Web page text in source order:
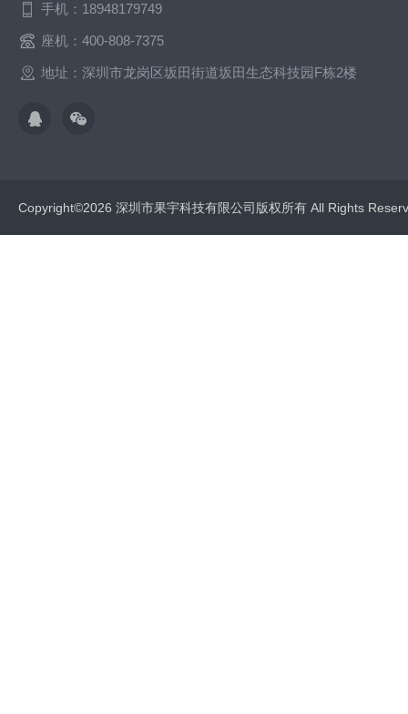
手机：18948179749
座机：400-808-7375
地址：深圳市龙岗区坂田街道坂田生态科技园F栋2楼
Copyright©2026 深圳市果宇科技有限公司版权所有 All Rights